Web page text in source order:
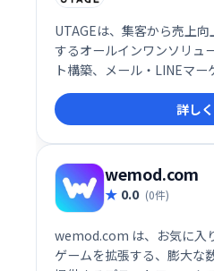
UTAGEは、集客から売上
するオールインワンソリュ
ト構築、メール・LINEマ
プ管理、決済処理、顧客
ビジネスに必要な機能を網
し、売上アップを実現し
みの事業者様は、ぜひ
詳し
wemod.com
0.0 (0件)
wemod.com は、お気に入
ゲームを拡張する、膨大